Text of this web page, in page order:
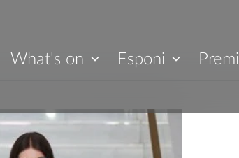
What's on Esponi Premi